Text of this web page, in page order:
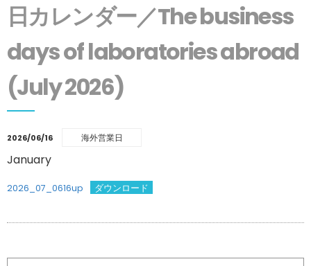
日カレンダー／The business
days of laboratories abroad
(July 2026)
2026/06/16 海外営業日
January
2026_07_0616up ダウンロード